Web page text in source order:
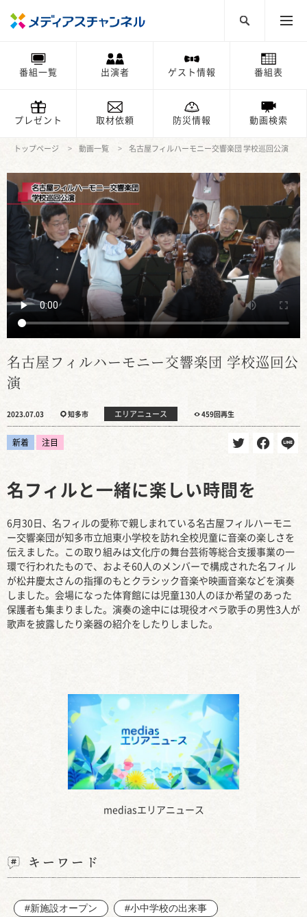
番組一覧 出演者 ゲスト情報 番組表
プレゼント 取材依頼 防災情報 動画検索
トップページ 動画一覧 名古屋フィルハーモニー交響楽団 学校巡回公演
名古屋フィルハーモニー交響楽団 学校巡回公
演
2023.07.03 知多市 エリアニュース 459回再生
新着 注目
mediasエリアニュース
名フィルと一緒に楽しい時間を
6月30日、名フィルの愛称で親しまれている名古屋フィルハーモニ
ー交響楽団が知多市立旭東小学校を訪れ全校児童に音楽の楽しさを
伝えました。この取り組みは文化庁の舞台芸術等総合支援事業の一
環で行われたもので、およそ60人のメンバーで構成された名フィル
が松井慶太さんの指揮のもとクラシック音楽や映画音楽などを演奏
しました。会場になった体育館には児童130人のほか希望のあった
保護者も集まりました。演奏の途中には現役オペラ歌手の男性3人が
歌声を披露したり楽器の紹介をしたりしました。
キーワード
#新施設オープン #小中学校の出来事